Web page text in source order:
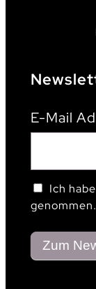
E-Mail
Ich
genommen.